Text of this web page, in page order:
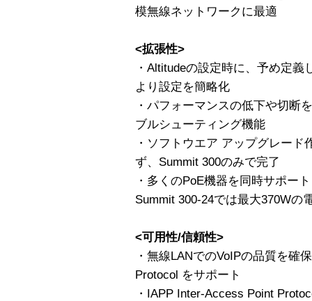
模無線ネットワークに最適
<拡張性>
・Altitudeの設定時に、予め定
より設定を簡略化
・パフォーマンスの低下や切断
ブルシューティング機能
・ソフトウエア アップグレー
ず、Summit 300のみで完了
・多くのPoE機器を同時サポー
Summit 300-24では最大370Wの
<可用性/信頼性>
・無線LANでのVoIPの品質を確
Protocol をサポート
・IAPP Inter-Access Point